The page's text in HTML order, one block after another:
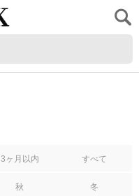
3ヶ月以内 すべて
秋 冬